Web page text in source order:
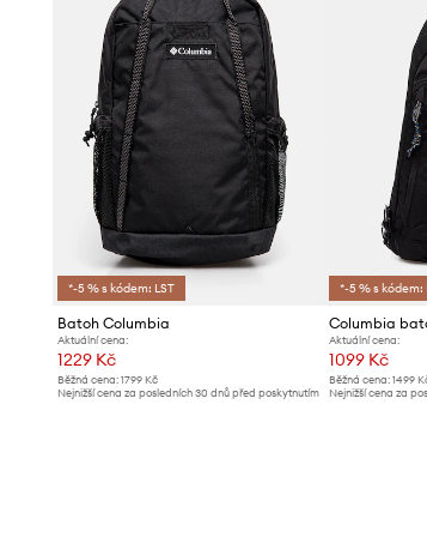
*-5 % s kódem: LST
Batoh Columbia
Aktuální cena:
1229 Kč
Běžná cena: 1799 Kč
Nejnižší cena za posledních 30 dnů před poskytnutím
*-5 % s kódem:
Columbia
Aktuální cena:
1099 Kč
Běžná cena:1499
Nejnižší cena za